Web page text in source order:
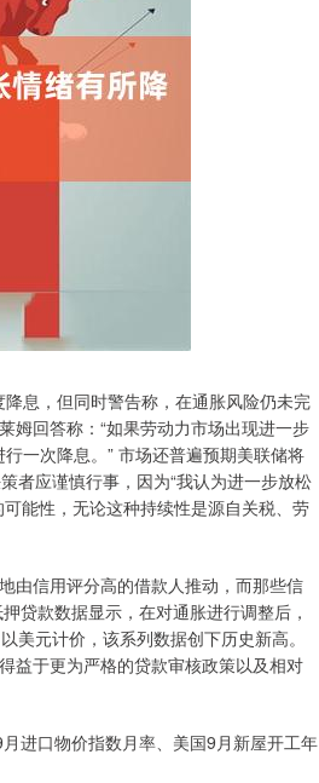
息，但同时警告称，在通胀风险仍未完
姆回答称：“如果劳动力市场出现进一步
一次降息。” 市场还普遍预期美联储将
者应谨慎行事，因为“我认为进一步放松
能性，无论这种持续性是源自关税、劳
信用评分高的借款人推动，而那些信
贷款数据显示，在对通胀进行调整后，
元计价，该系列数据创下历史新高。
益于更为严格的贷款审核政策以及相对
进口物价指数月率、美国9月新屋开工年